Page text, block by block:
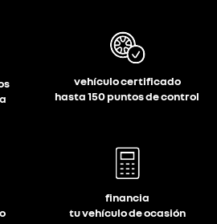
vehículo certificado
hasta 150 puntos de control
financia
tu vehículo de ocasión